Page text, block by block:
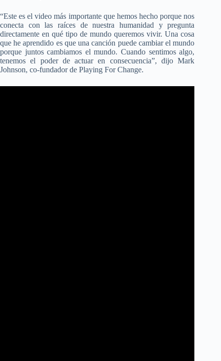
“Este es el video más importante que hemos hecho porque nos
conecta con las raíces de nuestra humanidad y pregunta
directamente en qué tipo de mundo queremos vivir. Una cosa
que he aprendido es que una canción puede cambiar el mundo
porque juntos cambiamos el mundo. Cuando sentimos algo,
tenemos el poder de actuar en consecuencia”, dijo Mark
Johnson, co-fundador de Playing For Change.